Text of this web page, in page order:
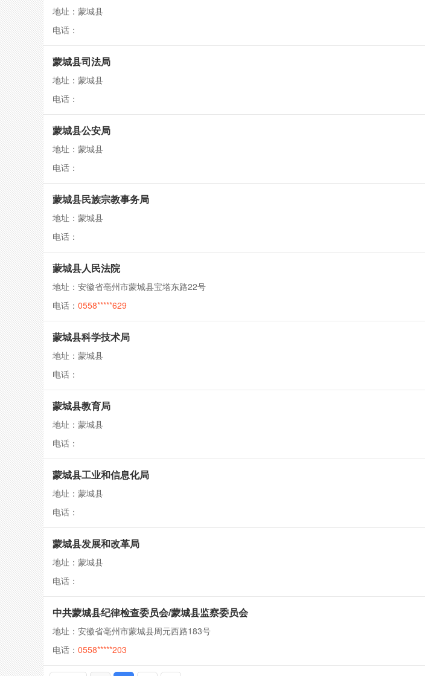
地址：蒙城县
电话：
蒙城县司法局
地址：蒙城县
电话：
蒙城县公安局
地址：蒙城县
电话：
蒙城县民族宗教事务局
地址：蒙城县
电话：
蒙城县人民法院
地址：安徽省亳州市蒙城县宝塔东路22号
电话： 0558*****629
蒙城县科学技术局
地址：蒙城县
电话：
蒙城县教育局
地址：蒙城县
电话：
蒙城县工业和信息化局
地址：蒙城县
电话：
蒙城县发展和改革局
地址：蒙城县
电话：
中共蒙城县纪律检查委员会/蒙城县监察委员会
地址：安徽省亳州市蒙城县周元西路183号
电话： 0558*****203